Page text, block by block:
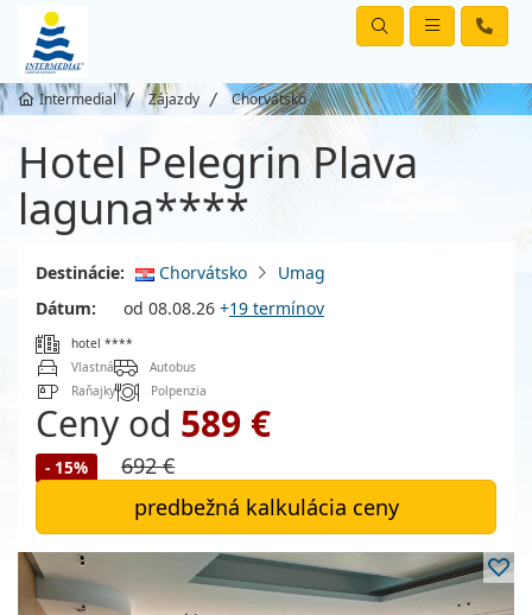
Intermedial Zájazdy Chorvátsko
Hotel Pelegrin Plava
laguna****
Destinácie: Chorvátsko
Umag
Dátum:
od 08.08.26 +19 termínov
hotel ****
Vlastná
Autobus
Raňajky
Polpenzia
Ceny od 589 €
- 15%
692 €
predbežná kalkulácia ceny